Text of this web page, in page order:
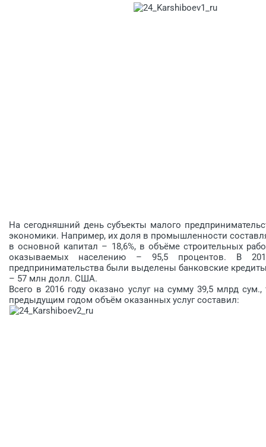
На сегодняшний день субъекты малого
экономики. Например, их доля в промышленности
в основной капитал – 18,6%, в объёме строительных
оказываемых населению – 95,5 процентов. В
предпринимательства были выделены банковские
– 57 млн долл. США.
Всего в 2016 году оказано услуг на сумму 39,5 млрд
предыдущим годом объём оказанных услуг составил: